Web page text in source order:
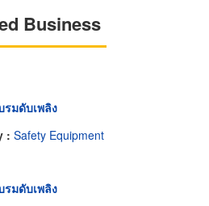
Business
รมดับเพลิง
: Safety Equipment
รมดับเพลิง